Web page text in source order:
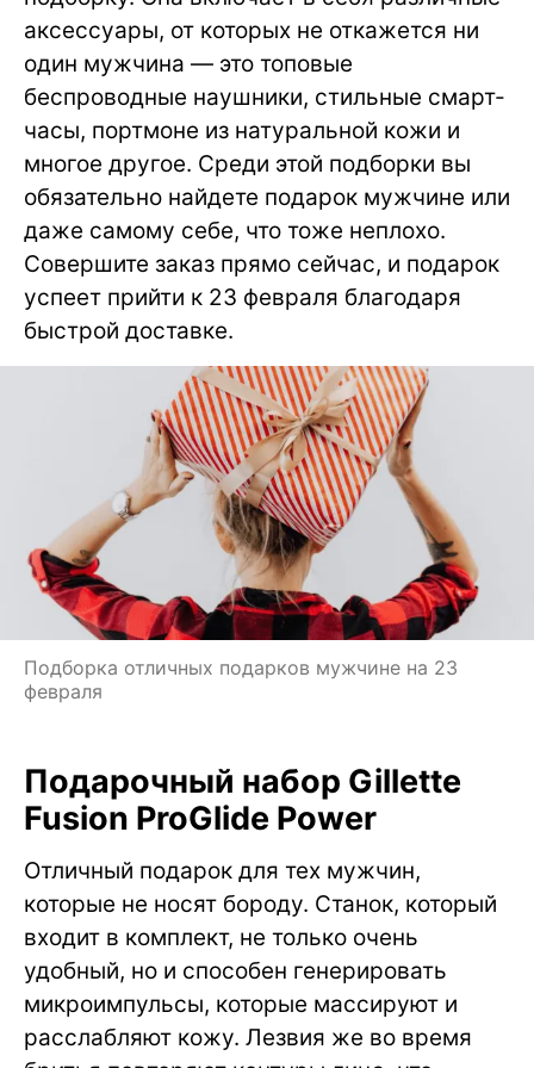
аксессуары, от которых не откажется ни
один мужчина — это топовые
беспроводные наушники, стильные смарт-
часы, портмоне из натуральной кожи и
многое другое. Среди этой подборки вы
обязательно найдете подарок мужчине или
даже самому себе, что тоже неплохо.
Совершите заказ прямо сейчас, и подарок
успеет прийти к 23 февраля благодаря
быстрой доставке.
Подборка отличных подарков мужчине на 23
февраля
Подарочный набор Gillette
Fusion ProGlide Power
Отличный подарок для тех мужчин,
которые не носят бороду. Станок, который
входит в комплект, не только очень
удобный, но и способен генерировать
микроимпульсы, которые массируют и
расслабляют кожу. Лезвия же во время